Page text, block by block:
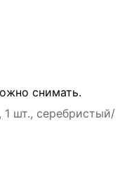
снимать.
шт., серебристый/